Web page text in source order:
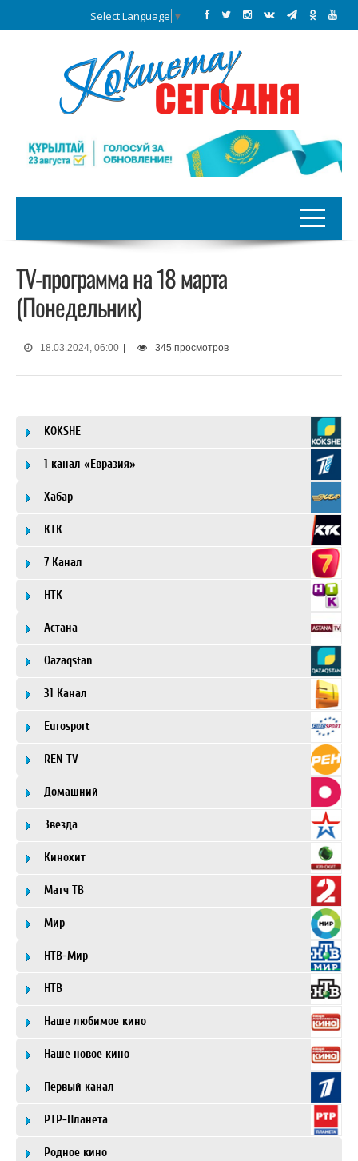
Select Language ▼
TV-программа на 18 марта
(Понедельник)
18.03.2024, 06:00 345 просмотров
KOKSHE
1 канал «Евразия»
Хабар
КТК
7 Канал
НТК
Астана
Qazaqstan
31 Канал
Eurosport
REN TV
Домашний
Звезда
Кинохит
Матч ТВ
Мир
НТВ-Мир
НТВ
Наше любимое кино
Наше новое кино
Первый канал
РТР-Планета
Родное кино